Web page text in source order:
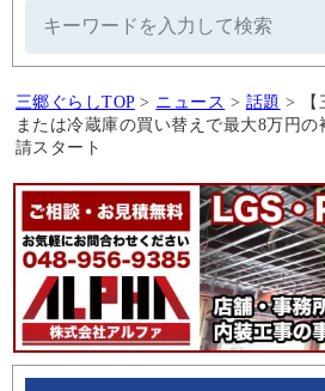
三郷ぐらしTOP > ニュース > 話題 >
【
または冷蔵庫の買い替えで最大8万円
請スタート